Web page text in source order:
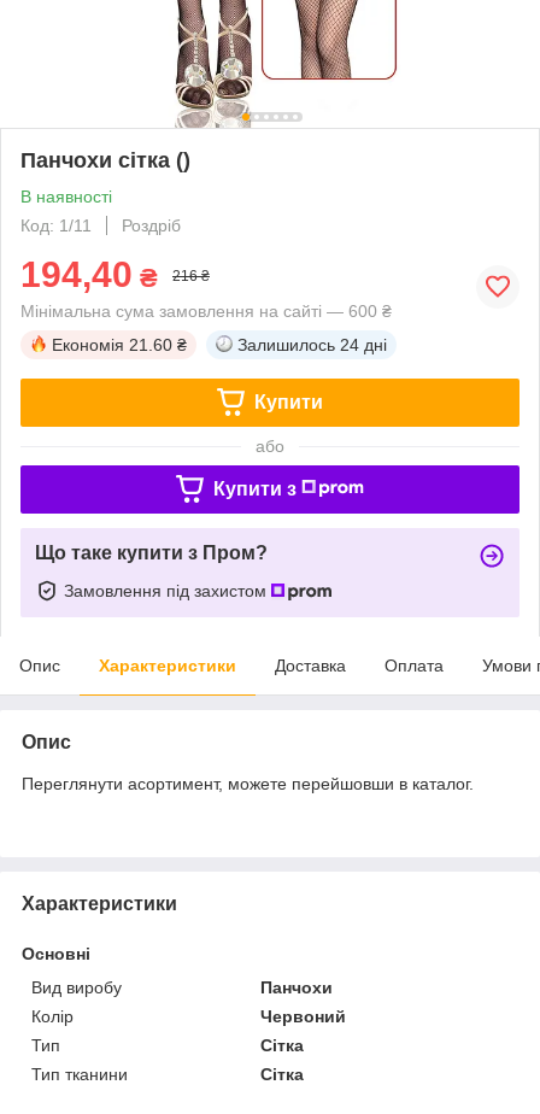
Панчохи сітка ()
В наявності
Код: 1/11
Роздріб
194,40 ₴ 216 ₴
Мінімальна сума замовлення на сайті — 600 ₴
Економія 21.60 ₴ Залишилось 24 дні
Купити
або
Купити з
Що таке купити з Пром?
Замовлення під захистом
Опис Характеристики Доставка Оплата Умови
Опис
Переглянути асортимент, можете перейшовши в каталог.
Характеристики
Основні
Вид виробу
Панчохи
Колір
Червоний
Тип
Сітка
Тип тканини
Сітка